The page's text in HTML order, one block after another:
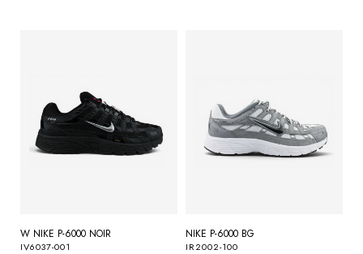
W NIKE P-6000 NOIR
IV6037-001
NIKE P-6000 BG
IR2002-100